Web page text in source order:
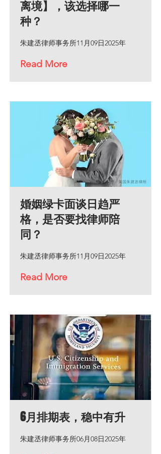
离境】，该选择哪一
种？
朱建丞律师事务所11月09日2025年
Read More
婚姻绿卡面谈日趋严
格，是否要找律师陪
同？
朱建丞律师事务所11月09日2025年
Read More
6月排期表，稳中有升
朱建丞律师事务所06月08日2025年